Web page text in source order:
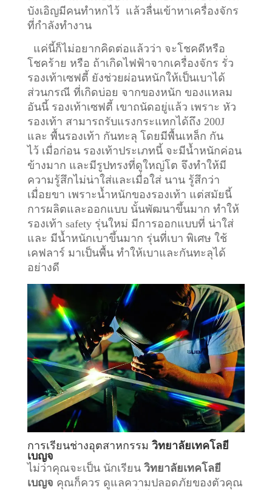
บังเอิญมีคนทำหกไว้ แล้วลื่นเข้าหาเครื่องจักร
ที่กำลังทำงาน
แค่นี้ก็ไม่อยากคิดต่อแล้วว่า จะโชคดีหรือ
โชคร้าย หรือ ถ้าเกิดไฟฟ้าจากเครื่องจักร รั่ว
รองเท้าเซฟตี้ ยังช่วยผ่อนหนักให้เป็นเบาได้
ส่วนกรณี ที่เกิดบ่อย จากของหนัก ของแหลม
อันนี้ รองเท้าเซฟตี้ เขาถนัดอยู่แล้ว เพราะ หัว
รองเท้า สามารถรับแรงกระแทกได้ถึง 200J
และ พื้นรองเท้า กันทะลุ โดยมีพื้นเหล็ก กัน
ไว้ เมื่อก่อน รองเท้าประเภทนี้ จะมีน้ำหนักค่อน
ข้างมาก และมีรูปทรงที่ดูใหญ่โต จึงทำให้มี
ความรู้สึกไม่น่าใส่และเมื่อใส่ นาน รู้สึกว่า
เมื่อยขา เพราะน้ำหนักของรองเท้า แต่สมัยนี้
การผลิตและออกแบบ นั้นพัฒนาขึ้นมาก ทำให้
รองเท้า safety รุ่นใหม่ มีการออกแบบที่ น่าใส่
และ มีน้ำหนักเบาขึ้นมาก รุ่นที่เบา พิเศษ ใช้
เคฟลาร์ มาเป็นพื้น ทำให้เบาและกันทะลุได้
อย่างดี
การเรียนช่างอุตสาหกรรม วิทยาลัยเทคโลยี
เบญจ
ไม่ว่าคุณจะเป็น นักเรียน วิทยาลัยเทคโลยี
เบญจ คุณก็ควร ดูแลความปลอดภัยของตัวคุณ